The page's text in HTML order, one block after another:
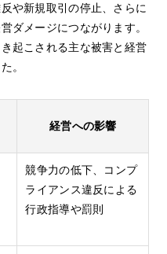
や新規取引の停止、さらに
ダメージにつながります。
起こされる主な被害と経営
。
経営への影響
競争力の低下、コンプ
ライアンス違反による
行政指導や罰則